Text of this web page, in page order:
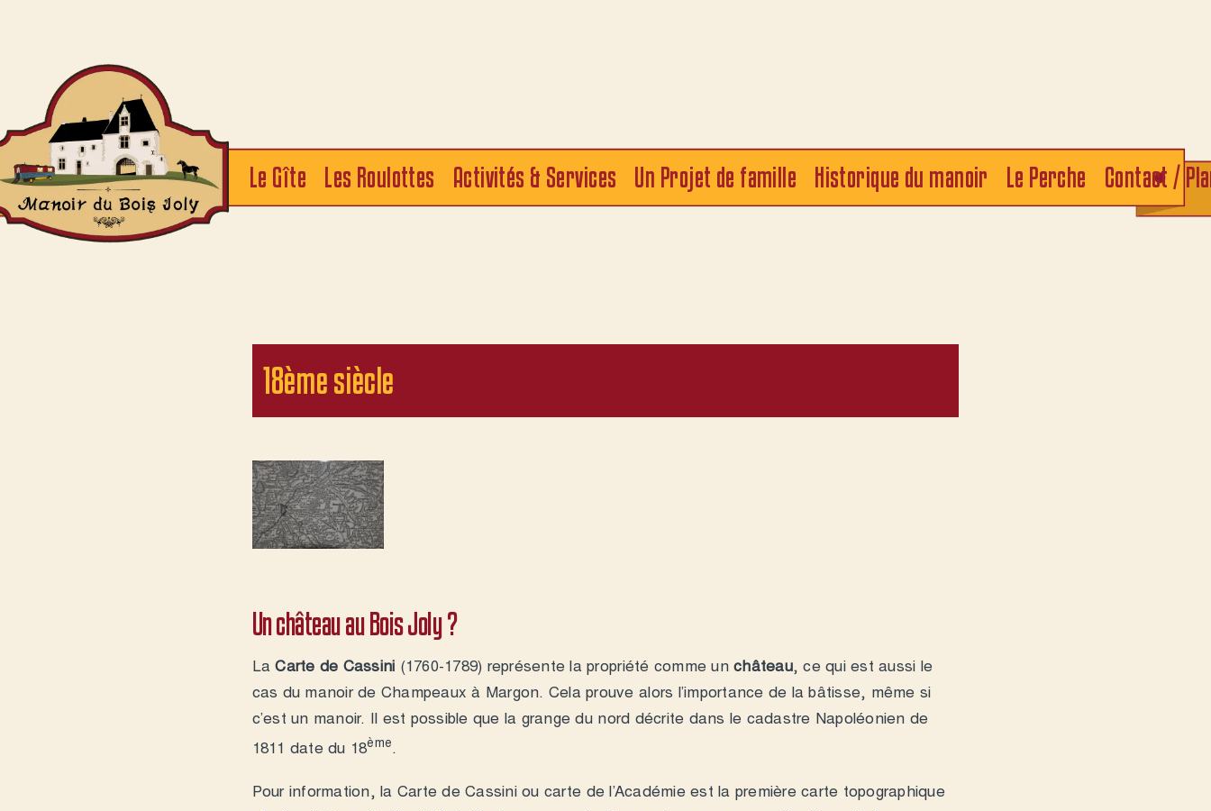
Le Gîte Les Roulottes Activités & Services Un Projet de famille Historique du manoir Le Perche Contact /
18ème siècle
Un château au Bois Joly ?
LaCarte de Cassini (1760-1789) représente la propriété comme unchâteau, ce qui est aussi le
cas du manoir de Champeaux à Margon. Cela prouve alors l’importance de la bâtisse, même si
c’est un manoir. Il est possible que la grange du nord décrite dans le cadastre Napoléonien de
1811 date du 18ème.
Pour information, la Carte de Cassiniou carte de l’Académie est la première carte topographique